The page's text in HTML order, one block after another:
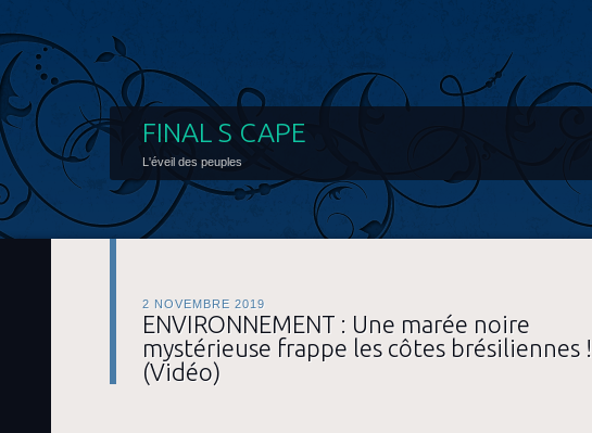
FINAL S CAPE
L'éveil des peuples
2 NOVEMBRE 2019
ENVIRONNEMENT : Une marée noire
mystérieuse frappe les côtes brésiliennes !
(Vidéo)